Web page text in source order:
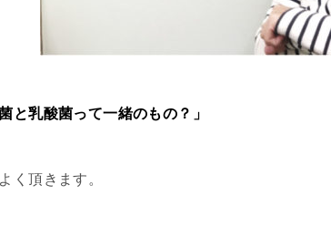
と乳酸菌って一緒のもの？」
く頂きます。